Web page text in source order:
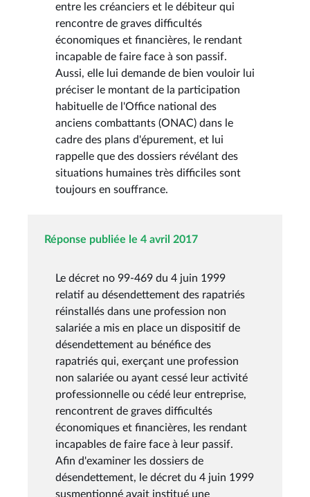
entre les créanciers et le débiteur qui
rencontre de graves difficultés
économiques et financières, le rendant
incapable de faire face à son passif.
Aussi, elle lui demande de bien vouloir lui
préciser le montant de la participation
habituelle de l'Office national des
anciens combattants (ONAC) dans le
cadre des plans d'épurement, et lui
rappelle que des dossiers révélant des
situations humaines très difficiles sont
toujours en souffrance.
Réponse publiée le 4 avril 2017
Le décret no 99-469 du 4 juin 1999
relatif au désendettement des rapatriés
réinstallés dans une profession non
salariée a mis en place un dispositif de
désendettement au bénéfice des
rapatriés qui, exerçant une profession
non salariée ou ayant cessé leur activité
professionnelle ou cédé leur entreprise,
rencontrent de graves difficultés
économiques et financières, les rendant
incapables de faire face à leur passif.
Afin d'examiner les dossiers de
désendettement, le décret du 4 juin 1999
susmentionné avait institué une